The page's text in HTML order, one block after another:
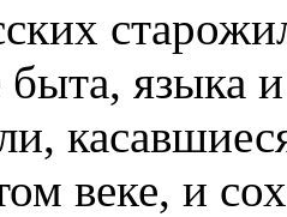
быта, языка
веке, и